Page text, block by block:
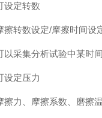
设定转数
擦转数设定/摩擦时间设
以采集分析试验中某时
设定压力
擦力、摩擦系数、磨擦